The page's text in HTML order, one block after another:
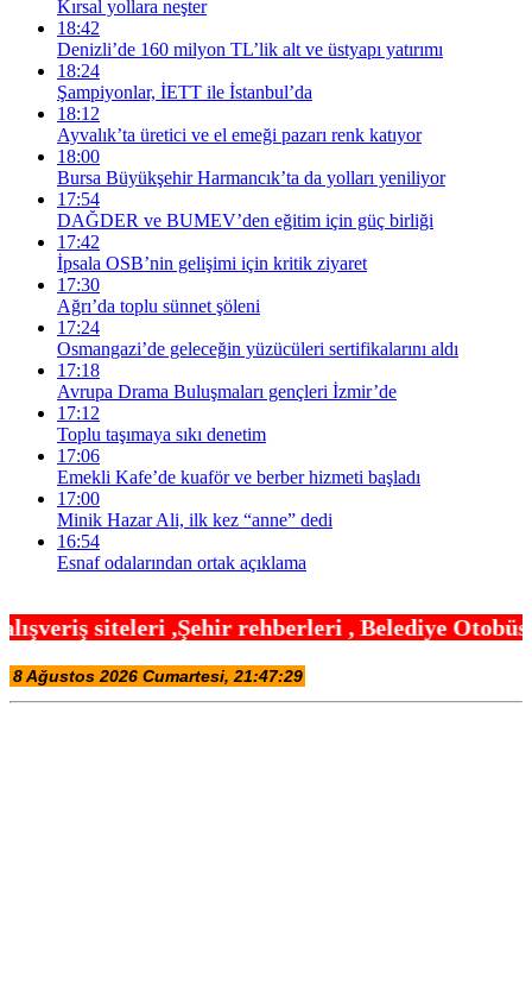
Kırsal yollara neşter
18:42
Denizli’de 160 milyon TL’lik alt ve üstyapı yatırımı
18:24
Şampiyonlar, İETT ile İstanbul’da
18:12
Ayvalık’ta üretici ve el emeği pazarı renk katıyor
18:00
Bursa Büyükşehir Harmancık’ta da yolları yeniliyor
17:54
DAĞDER ve BUMEV’den eğitim için güç birliği
17:42
İpsala OSB’nin gelişimi için kritik ziyaret
17:30
Ağrı’da toplu sünnet şöleni
17:24
Osmangazi’de geleceğin yüzücüleri sertifikalarını aldı
17:18
Avrupa Drama Buluşmaları gençleri İzmir’de
17:12
Toplu taşımaya sıkı denetim
17:06
Emekli Kafe’de kuaför ve berber hizmeti başladı
17:00
Minik Hazar Ali, ilk kez “anne” dedi
16:54
Esnaf odalarından ortak açıklama
,Şehir rehberleri , Belediye